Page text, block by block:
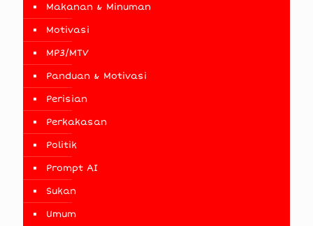
Makanan & Minuman
Motivasi
MP3/MTV
Panduan & Motivasi
Perisian
Perkakasan
Politik
Prompt AI
Sukan
Umum